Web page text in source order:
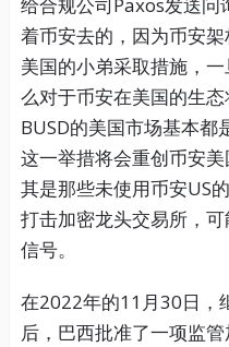
给合规公司Paxos发送问
着币安去的，因为币安
美国的小弟采取措施，
么对于币安在美国的生
BUSD的美国市场基本都
这一举措将会重创币安
其是那些未使用币安US
打击加密龙头交易所，
信号。
在2022年的11月30日，
后，巴西批准了一项监